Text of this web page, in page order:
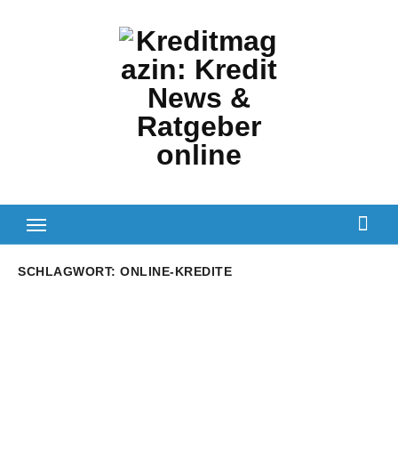
SCHLAGWORT: ONLINE-KREDITE